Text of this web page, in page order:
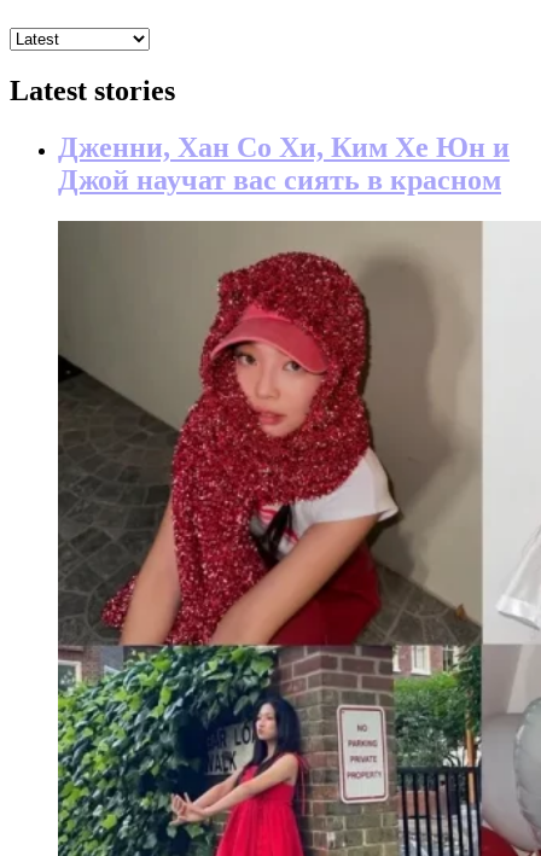
Latest stories
Дженни, Хан Со Хи, Ким Хе Юн и
Джой научат вас сиять в красном